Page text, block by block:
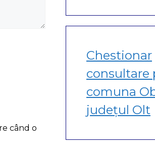
când o
Chestionar
consultare
comuna
județul Olt